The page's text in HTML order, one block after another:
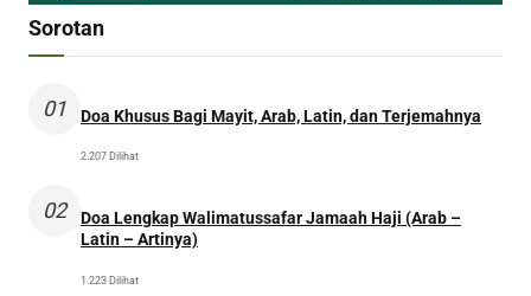
Sorotan
01 Doa Khusus Bagi Mayit, Arab, Latin, dan Terjemahnya
2.207 Dilihat
02
Doa Lengkap Walimatussafar Jamaah Haji (Arab –
Latin – Artinya)
1.223 Dilihat